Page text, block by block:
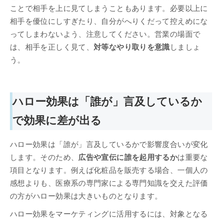
ことで相手を上に見てしまうこともあります。必要以上に
相手を優位にしすぎたり、自分がへりくだって控えめにな
ってしまわないよう、注意してください。営業の場面で
は、相手を正しく見て、対等なやり取りを意識 しましょ
う。
ハロー効果は「誰が」言及しているか
で効果に差が出る
ハロー効果は「誰が」言及しているかで影響度合いが変化
します。そのため、 広告や宣伝に誰を起用するかは重要な
項目となります。例えば化粧品を販売する場合、一個人の
感想よりも、医療系の専門家による専門知識を交えた評価
の方がハロー効果は大きいものとなります。
ハロー効果をマーケティングに活用するには、対象となる